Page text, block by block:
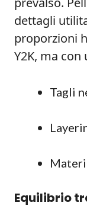
dettagli
proporzioni
Y2K, ma
Tagli
Equilibrio